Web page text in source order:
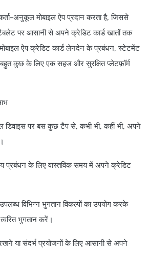
अनुकूल मोबाइल ऐप प्रदान करता है, जिससे
पर आसानी से अपने क्रेडिट कार्ड खातों तक
ऐप क्रेडिट कार्ड लेनदेन के प्रबंधन, स्टेटमेंट
कुछ के लिए एक सहज और सुरक्षित प्लेटफ़ॉर्म
डिवाइस पर बस कुछ टैप से, कभी भी, कहीं भी, अपने
प्रबंधन के लिए वास्तविक समय में अपने क्रेडिट
विभिन्न भुगतान विकल्पों का उपयोग करके
भुगतान करें।
रखने या संदर्भ प्रयोजनों के लिए आसानी से अपने